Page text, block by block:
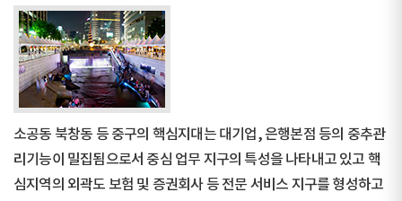
소공동 북창동 등 중구의 핵심지대는 대기업, 은행본점 등의 중추관
리기능이 밀집됨으로서 중심 업무 지구의 특성을 나타내고 있고 핵
심지역의 외곽도 보험 및 증권회사 등 전문 서비스 지구를 형성하고